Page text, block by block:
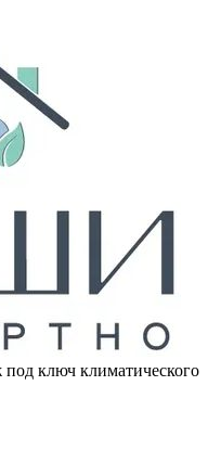
ключ климатического